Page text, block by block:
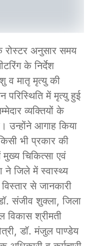
अनुसार समय
के निर्देश
व मातृ मृत्यु की
परिस्थिति में मृत्यु हुई
व्यक्तियों के
उन्होंने आगाह किया
भी प्रकार की
मुख्य चिकित्सा एवं
ने जिले में स्वास्थ्य
से जानकारी
संजीव शुक्ला, जिला
विकास श्रीमती
डॉ. मंजुल पाण्डेय